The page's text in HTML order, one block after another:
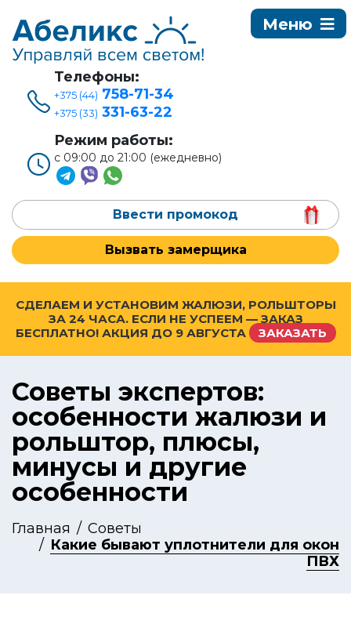
Телефоны:
+375 (44) 758-71-34
+375 (33) 331-63-22
Режим работы:
с 09:00 до 21:00 (ежедневно)
Ввести промокод
Вызвать замерщика
СДЕЛАЕМ И УСТАНОВИМ ЖАЛЮЗИ, РОЛЬШТОРЫ
ЗА 24 ЧАСА. ЕСЛИ НЕ УСПЕЕМ — ЗАКАЗ
БЕСПЛАТНО! АКЦИЯ ДО 9 АВГУСТА ЗАКАЗАТЬ
Советы экспертов:
особенности жалюзи и
рольштор, плюсы,
минусы и другие
особенности
Главная
Советы
Какие бывают уплотнители для окон
ПВХ